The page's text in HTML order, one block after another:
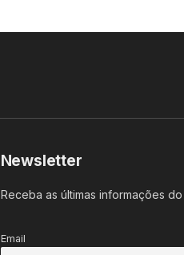
Newsletter
Receba as últimas informações
Email